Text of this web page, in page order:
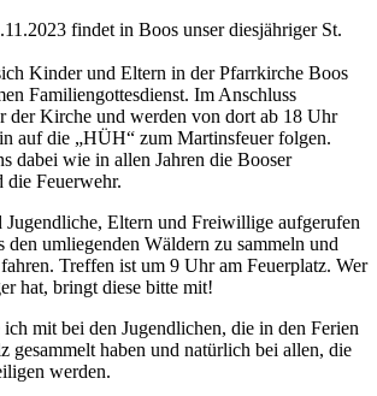
findet in Boos unser diesjähriger St.
Kinder und Eltern in der Pfarrkirche Boos
Familiengottesdienst. Im Anschluss
der Kirche und werden von dort ab 18 Uhr
auf die „HÜH“ zum Martinsfeuer folgen.
dabei wie in allen Jahren die Booser
Feuerwehr.
Jugendliche, Eltern und Freiwillige aufgerufen
den umliegenden Wäldern zu sammeln und
Treffen ist um 9 Uhr am Feuerplatz. Wer
hat, bringt diese bitte mit!
ich mit bei den Jugendlichen, die in den Ferien
gesammelt haben und natürlich bei allen, die
werden.